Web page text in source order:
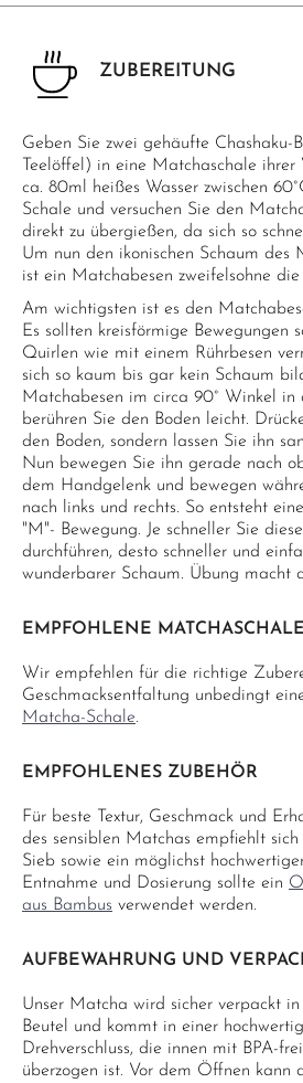
ZUBEREITUNG
Geben Sie zwei gehäufte Chashaku-
Teelöffel) in eine Matchaschale ihrer
ca. 80ml heißes Wasser zwischen
Schale und versuchen Sie den
direkt zu übergießen, da sich so
Um nun den ikonischen Schaum des
ist ein Matchabesen zweifelsohne
Am wichtigsten ist es den
Es sollten kreisförmige Bewegungen
Quirlen wie mit einem Rührbesen
sich so kaum bis gar kein Schaum
Matchabesen im circa 90° Winkel in
berühren Sie den Boden leicht.
den Boden, sondern lassen Sie ihn
Nun bewegen Sie ihn gerade nach
dem Handgelenk und bewegen
nach links und rechts. So entsteht
"M"- Bewegung. Je schneller Sie
durchführen, desto schneller und
wunderbarer Schaum. Übung macht
EMPFOHLENE MATCHASCHALE
Wir empfehlen für die richtige
Geschmacksentfaltung unbedingt
Matcha-Schale.
EMPFOHLENES ZUBEHÖR
Für beste Textur, Geschmack und
des sensiblen Matchas empfiehlt
Sieb sowie ein möglichst
Entnahme und Dosierung sollte ein
aus Bambus verwendet werden.
AUFBEWAHRUNG UND
Unser Matcha wird sicher verpackt in
Beutel und kommt in einer
Drehverschluss, die innen mit BPA-
überzogen ist. Vor dem Öffnen kann